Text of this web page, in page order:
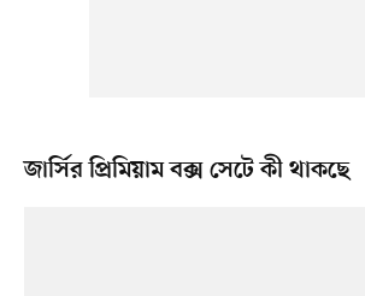
জার্সির প্রিমিয়াম বক্স সেটে কী থাকছে